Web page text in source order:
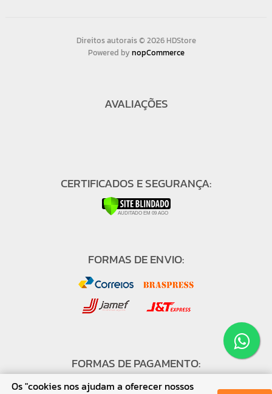
Direitos autorais © 2026 HDStore
Powered bynopCommerce
AVALIAÇÕES
CERTIFICADOS E SEGURANÇA:
FORMAS DE ENVIO:
FORMAS DE PAGAMENTO:
Os "cookies nos ajudam a oferecer nossos